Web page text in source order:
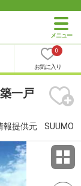
0
お気に入り
一戸
報提供元 SUUMO